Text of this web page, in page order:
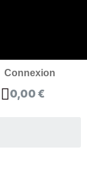
Connexion
0,00 €